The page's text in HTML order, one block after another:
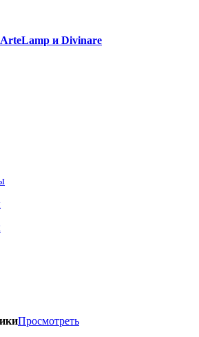
и Divinare
Просмотреть